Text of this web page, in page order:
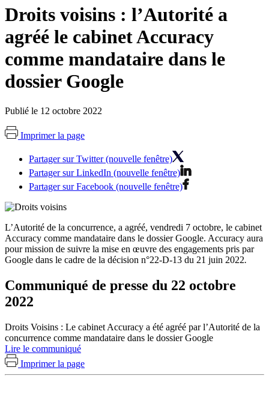
Droits voisins : l’Autorité a
agréé le cabinet Accuracy
comme mandataire dans le
dossier Google
Publié le 12 octobre 2022
Imprimer la page
Partager sur Twitter (nouvelle fenêtre)
Partager sur LinkedIn (nouvelle fenêtre)
Partager sur Facebook (nouvelle fenêtre)
L’Autorité de la concurrence, a agréé, vendredi 7 octobre, le cabinet
Accuracy comme mandataire dans le dossier Google. Accuracy aura
pour mission de suivre la mise en œuvre des engagements pris par
Google dans le cadre de la décision n°22-D-13 du 21 juin 2022.
Communiqué de presse du 22 octobre
2022
Droits Voisins : Le cabinet Accuracy a été agréé par l’Autorité de la
concurrence comme mandataire dans le dossier Google
Lire le communiqué
Imprimer la page